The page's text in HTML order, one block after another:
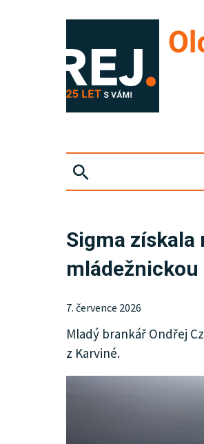
KRIMI
KULTURA
Sigma získala
7. července 2026
​Mladý brankář Ondřej
z Karviné.